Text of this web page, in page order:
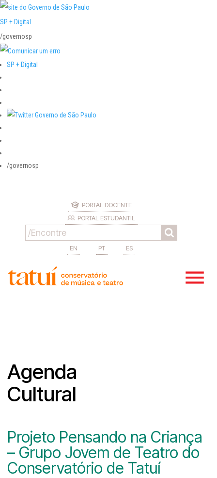
SP + Digital
/governosp
SP + Digital
/governosp
PORTAL DOCENTE
PORTAL ESTUDANTIL
EN PT ES
Agenda
Cultural
Projeto Pensando na Criança
– Grupo Jovem de Teatro do
Conservatório de Tatuí